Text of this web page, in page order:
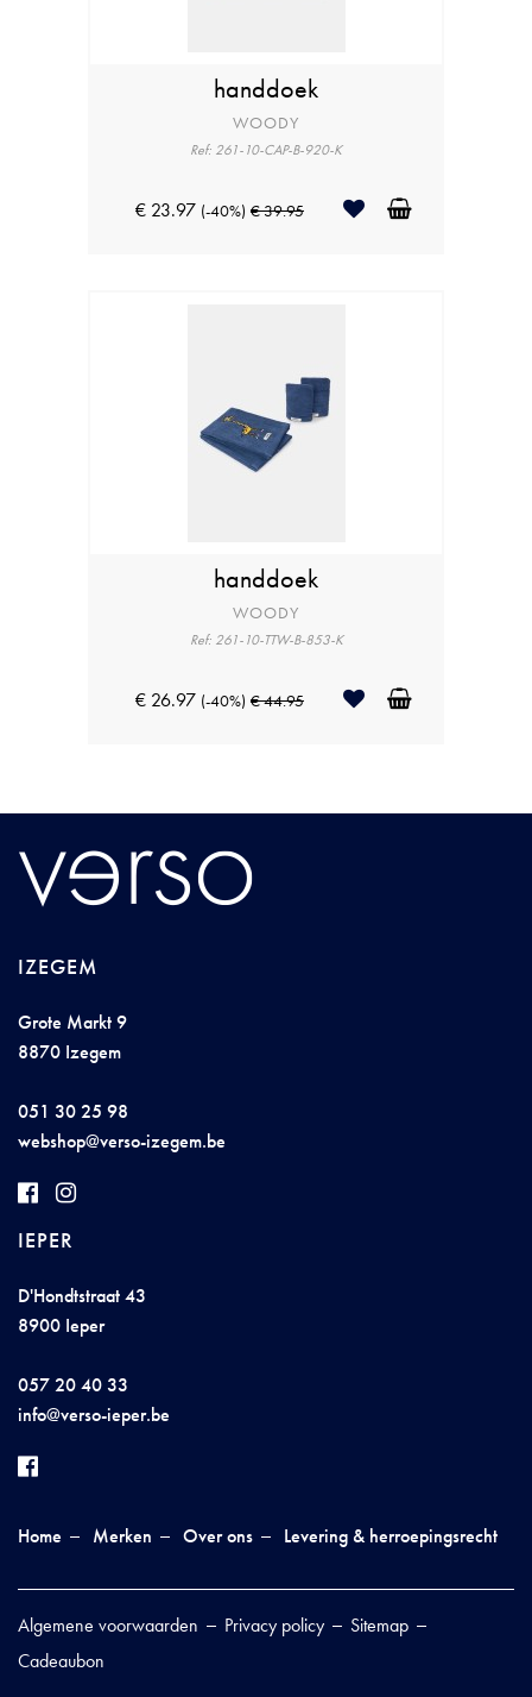
handdoek
WOODY
Ref: 261-10-CAP-B-920-K
€ 23.97 (-40%) € 39.95
handdoek
WOODY
Ref: 261-10-TTW-B-853-K
€ 26.97 (-40%) € 44.95
IZEGEM
Grote Markt 9
8870 Izegem
051 30 25 98
webshop@verso-izegem.be
IEPER
D'Hondtstraat 43
8900 Ieper
057 20 40 33
info@verso-ieper.be
Home Merken Over ons Levering & herroepingsrecht
Algemene voorwaarden Privacy policy
Sitemap
Cadeaubon